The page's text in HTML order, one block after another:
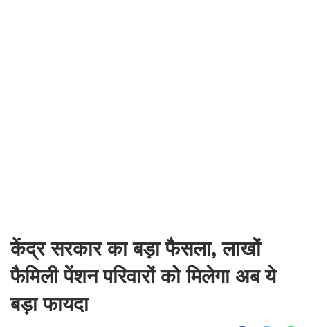
केंद्र सरकार का बड़ा फैसला, लाखों
फैमिली पेंशन परिवारों को मिलेगा अब ये
बड़ा फायदा